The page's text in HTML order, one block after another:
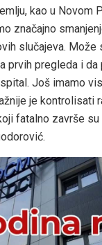
kao u Novom
značajno
slučajeva. Može
prvih pregleda i
Još imamo
je kontrolisati
fatalno završe